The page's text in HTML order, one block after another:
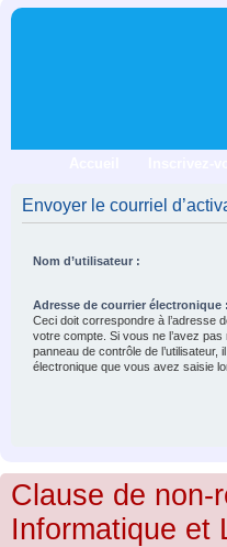
Envoyer le courriel
Nom d’utilisateur :
Adresse de courrier électronique :
Ceci doit correspondre à l’adresse
votre compte. Si vous ne l’avez pas
panneau de contrôle de l’utilisateur,
électronique que vous avez saisie
Clause de non-
Informatique et